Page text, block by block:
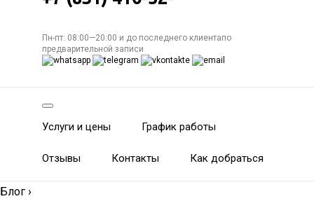
Пн-пт: 08:00—20:00 и до последнего клиентапо
предварительной записи
Услуги и цены График работы
Отзывы Контакты Как добраться
Блог ›